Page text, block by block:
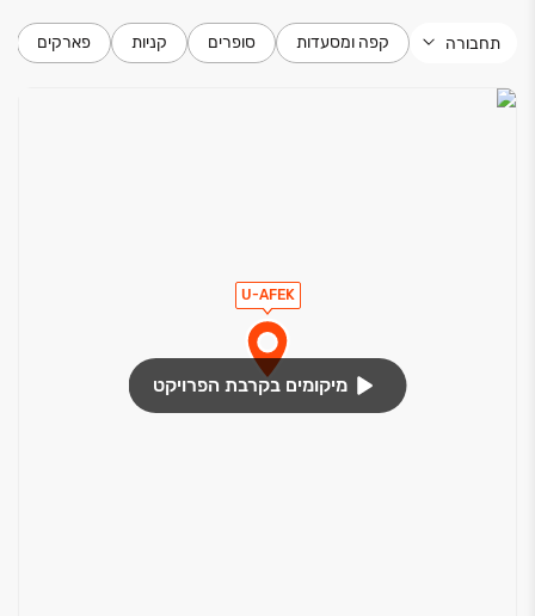
תחבורה קפה ומסעדות סופרים קניות פארקים
U-AFEK
מיקומים בקרבת הפרויקט